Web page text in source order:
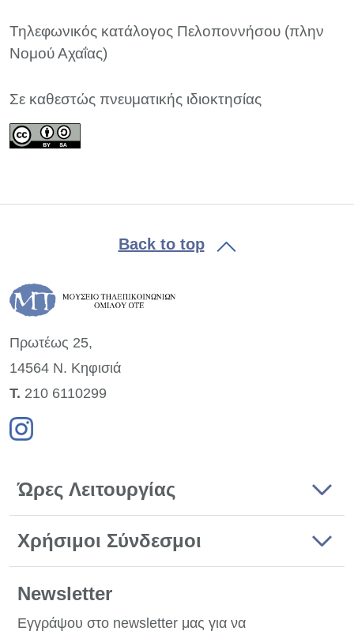
Τηλεφωνικός κατάλογος Πελοποννήσου (πλην
Νομού Αχαΐας)
Σε καθεστώς πνευματικής ιδιοκτησίας
Back to top
Πρωτέως 25,
14564 Ν. Κηφισιά
Τ. 210 6110299
Ώρες Λειτουργίας
Χρήσιμοι Σύνδεσμοι
Newsletter
Εγγράψου στο newsletter μας για να